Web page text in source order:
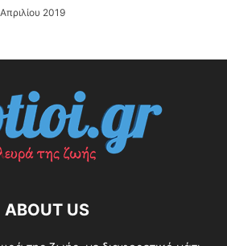
2019
ABOUT US